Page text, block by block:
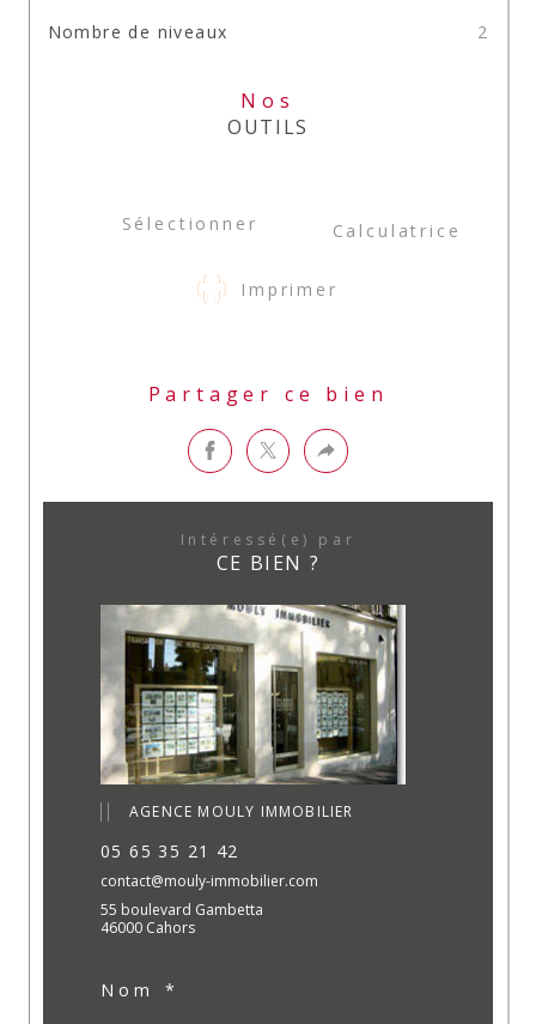
Nombre de niveaux 2
Nos
OUTILS
Sélectionner Calculatrice
Imprimer
Partager ce bien
Intéressé(e) par
CE BIEN ?
AGENCE MOULY IMMOBILIER
05 65 35 21 42
contact@mouly-immobilier.com
55 boulevard Gambetta
46000 Cahors
Nom *